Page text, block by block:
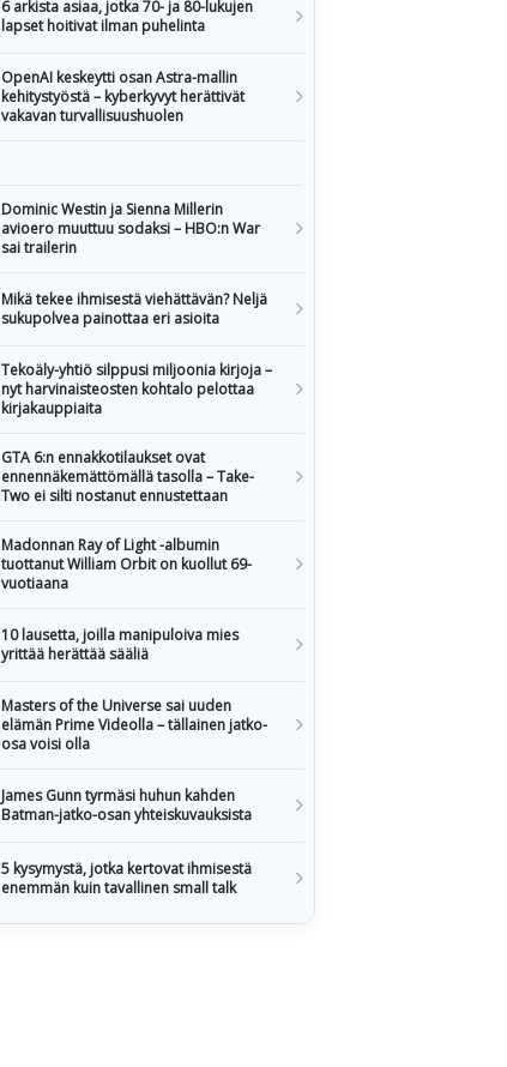
6 arkista asiaa, jotka 70- ja 80-lukujen
lapset hoitivat ilman puhelinta
OpenAI keskeytti osan Astra-mallin
kehitystyöstä – kyberkyvyt herättivät
vakavan turvallisuushuolen
Dominic Westin ja Sienna Millerin
avioero muuttuu sodaksi – HBO:n War
sai trailerin
Mikä tekee ihmisestä viehättävän? Neljä
sukupolvea painottaa eri asioita
Tekoäly-yhtiö silppusi miljoonia kirjoja –
nyt harvinaisteosten kohtalo pelottaa
kirjakauppiaita
GTA 6:n ennakkotilaukset ovat
ennennäkemättömällä tasolla – Take-
Two ei silti nostanut ennustettaan
Madonnan Ray of Light -albumin
tuottanut William Orbit on kuollut 69-
vuotiaana
10 lausetta, joilla manipuloiva mies
yrittää herättää sääliä
Masters of the Universe sai uuden
elämän Prime Videolla – tällainen jatko-
osa voisi olla
James Gunn tyrmäsi huhun kahden
Batman-jatko-osan yhteiskuvauksista
5 kysymystä, jotka kertovat ihmisestä
enemmän kuin tavallinen small talk